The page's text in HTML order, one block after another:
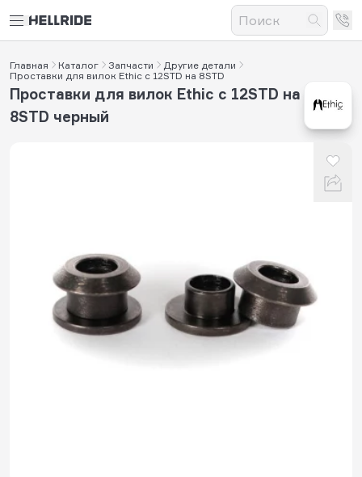
Главная Каталог Запчасти
Другие детали
Проставки для вилок Ethic с 12STD на 8STD
Проставки для вилок Ethic с 12STD на
8STD черный